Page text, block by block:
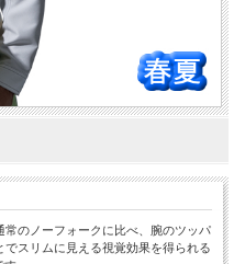
のノーフォークに比べ、腕のツッパ
スリムに見える視覚効果を得られる